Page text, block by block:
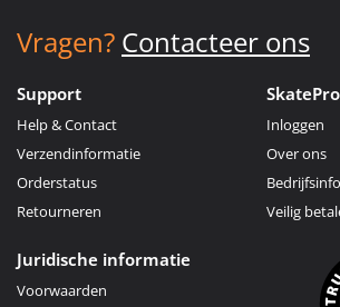
Vragen? Contacteer ons
Support
Help & Contact
Verzendinformatie
Orderstatus
Retourneren
SkatePro
Inloggen
Over ons
Veilig
Juridische informatie
Voorwaarden